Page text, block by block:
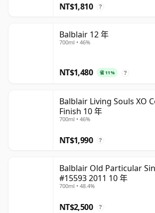
NT$1,810 ?
Balblair 12 年
700ml • 46%
NT$1,480 省 11% ?
Balblair Living Souls XO
Finish 10 年
700ml • 46%
NT$1,990 ?
Balblair Old Particular
#15593 2011 10 年
700ml • 48.4%
NT$2,500 ?